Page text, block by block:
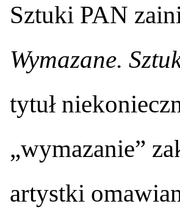
Sztuki PAN
Wymazane.
tytuł
„wymazanie”
artystki